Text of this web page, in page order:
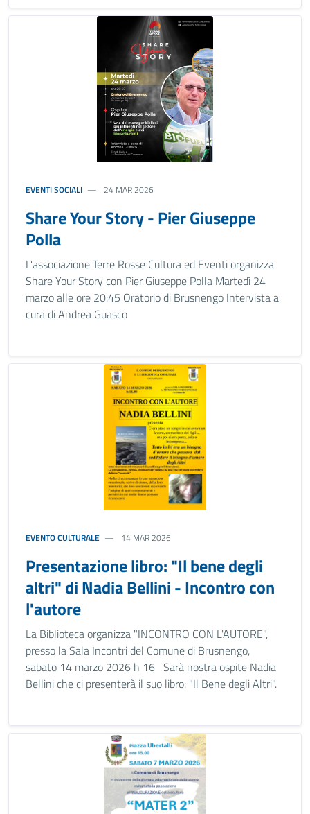
EVENTI SOCIALI 24 MAR 2026
Share Your Story - Pier Giuseppe
Polla
L'associazione Terre Rosse Cultura ed Eventi organizza
Share Your Story con Pier Giuseppe Polla Martedì 24
marzo alle ore 20:45 Oratorio di Brusnengo Intervista a
cura di Andrea Guasco
EVENTO CULTURALE 14 MAR 2026
Presentazione libro: "Il bene degli
altri" di Nadia Bellini - Incontro con
l'autore
La Biblioteca organizza "INCONTRO CON L'AUTORE",
presso la Sala Incontri del Comune di Brusnengo,
sabato 14 marzo 2026 h 16 Sarà nostra ospite Nadia
Bellini che ci presenterà il suo libro: "Il Bene degli Altri".